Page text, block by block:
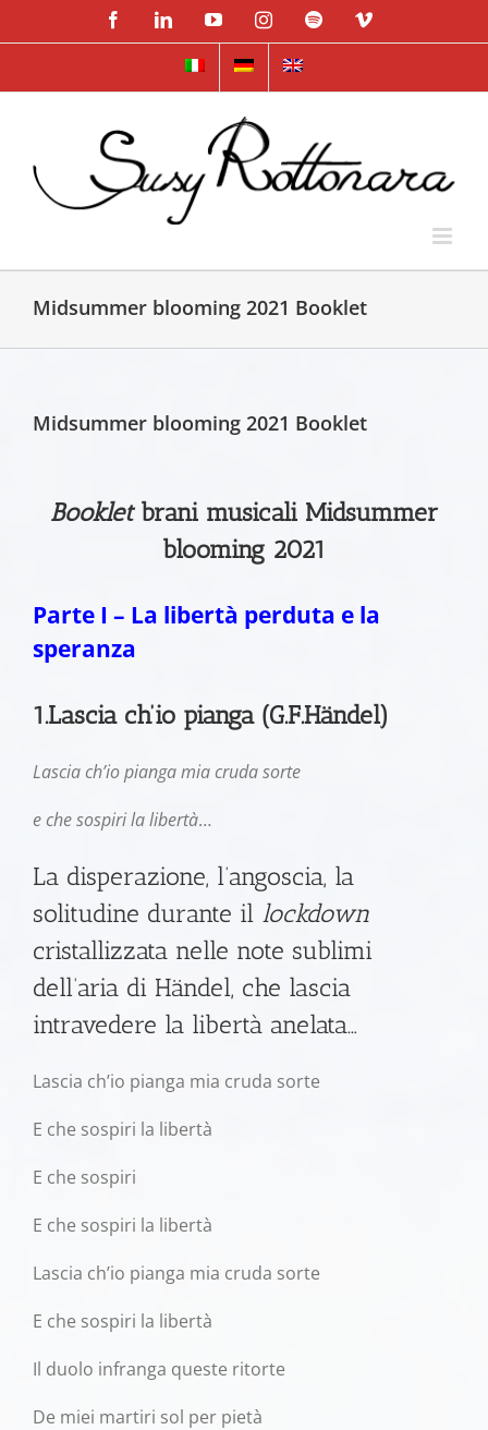
to
FacebookLinkedInYouTubeInstagramSpotifyVimeo
Midsummer blooming 2021 Booklet
Midsummer blooming 2021 Booklet
Bookletbrani musicali Midsummer
blooming 2021
Parte I – La libertà perduta e la
speranza
1.Lascia ch’io pianga (G.F.Händel)
Lascia ch’io pianga mia cruda sorte
e che sospiri la libertà…
La disperazione, l’angoscia, la
solitudine durante il lockdown
cristallizzata nelle note sublimi
dell’aria di Händel, che lascia
intravedere la libertà anelata…
Lascia ch’io pianga mia cruda sorte
E che sospiri la libertà
E che sospiri
E che sospiri la libertà
Lascia ch’io pianga mia cruda sorte
E che sospiri la libertà
Il duolo infranga queste ritorte
De miei martiri sol per pietà